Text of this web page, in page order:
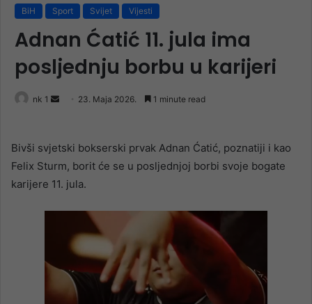
BiH Sport Svijet Vijesti
Adnan Ćatić 11. jula ima
posljednju borbu u karijeri
nk 1
Send 23. Maja 2026. 1 minute read
Bivši svjetski bokserski prvak Adnan Ćatić, poznatiji i kao
Felix Sturm, borit će se u posljednjoj borbi svoje bogate
karijere 11. jula.